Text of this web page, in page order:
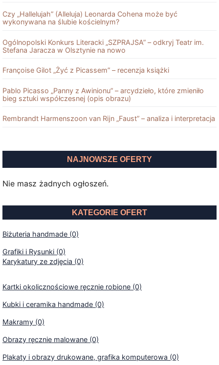
Czy „Hallelujah” (Alleluja) Leonarda Cohena może być
wykonywana na ślubie kościelnym?
Ogólnopolski Konkurs Literacki „SZPRAJSA” – odkryj Teatr im.
Stefana Jaracza w Olsztynie na nowo
Françoise Gilot „Żyć z Picassem” – recenzja książki
Pablo Picasso „Panny z Awinionu” – arcydzieło, które zmieniło
bieg sztuki współczesnej (opis obrazu)
Rembrandt Harmenszoon van Rĳn „Faust” – analiza i interpretacja
NAJNOWSZE OFERTY
Nie masz żadnych ogłoszeń.
KATEGORIE OFERT
Biżuteria handmade (0)
Grafiki i Rysunki (0)
Karykatury ze zdjęcia (0)
Kartki okolicznościowe ręcznie robione (0)
Kubki i ceramika handmade (0)
Makramy (0)
Obrazy ręcznie malowane (0)
Plakaty i obrazy drukowane, grafika komputerowa (0)